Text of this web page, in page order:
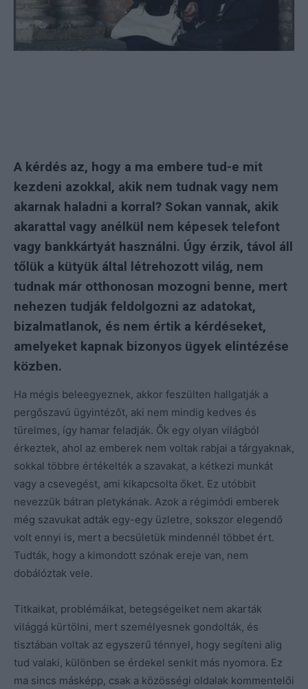
A kérdés az, hogy a ma embere tud-e mit
kezdeni azokkal, akik nem tudnak vagy nem
akarnak haladni a korral? Sokan vannak, akik
akarattal vagy anélkül nem képesek telefont
vagy bankkártyát használni. Úgy érzik, távol áll
tőlük a kütyük által létrehozott világ, nem
tudnak már otthonosan mozogni benne, mert
nehezen tudják feldolgozni az adatokat,
bizalmatlanok, és nem értik a kérdéseket,
amelyeket kapnak bizonyos ügyek elintézése
közben.
Ha mégis beleegyeznek, akkor feszülten hallgatják a
pergőszavú ügyintézőt, aki nem mindig kedves és
türelmes, így hamar feladják. Ők egy olyan világból
érkeztek, ahol az emberek nem voltak rabjai a tárgyaknak,
sokkal többre értékelték a szavakat, a kétkezi munkát
vagy a csevegést, ami kikapcsolta őket. Ez utóbbit
nevezzük bátran pletykának. Azok a régimódi emberek
még szavukat adták egy-egy üzletre, sokszor elegendő
volt ennyi is, mert a becsületük mindennél többet ért.
Tudták, hogy a kimondott szónak ereje van, nem
dobálóztak vele.
Titkaikat, problémáikat, betegségeiket nem akarták
világgá kürtölni, mert személyesnek gondolták, és
tisztában voltak az egyszerű ténnyel, hogy segíteni alig
tud valaki, különben se érdekel senkit más nyomora. Ez
ma sincs másképp, csak a közösségi oldalak kommentelői